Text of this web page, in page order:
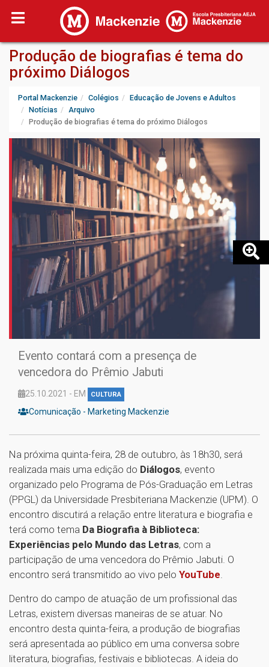
Produção de biografias é tema do
próximo Diálogos
Portal Mackenzie Colégios
Educação de Jovens e Adultos
Notícias
Arquivo
Produção de biografias é tema do próximo Diálogos
Evento contará com a presença de
vencedora do Prêmio Jabuti
25.10.2021 - EM CULTURA
Comunicação - Marketing Mackenzie
Na próxima quinta-feira, 28 de outubro, às 18h30, será
realizada mais uma edição do Diálogos, evento
organizado pelo Programa de Pós-Graduação em Letras
(PPGL) da Universidade Presbiteriana Mackenzie (UPM). O
encontro discutirá a relação entre literatura e biografia e
terá como tema Da Biografia à Biblioteca:
Experiências pelo Mundo das Letras, com a
participação de uma vencedora do Prêmio Jabuti. O
encontro será transmitido ao vivo pelo YouTube.
Dentro do campo de atuação de um profissional das
Letras, existem diversas maneiras de se atuar. No
encontro desta quinta-feira, a produção de biografias
será apresentada ao público em uma conversa sobre
literatura, biografias, festivais e bibliotecas. A ideia do